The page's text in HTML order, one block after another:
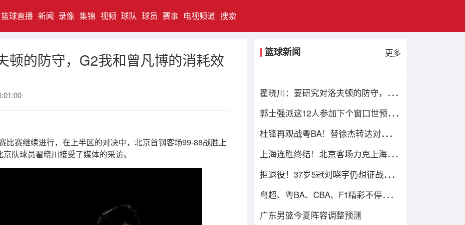
篮球直播 新闻 录像 集锦 视频 球队 球员 赛事 电视频道 搜索
顿的防守，G2我和曾凡博的消耗效
比赛继续进行，在上半区的对决中，北京首钢客场99-88战胜上
队球员翟晓川接受了媒体的采访。
篮球新闻 更多
翟晓川：要研究对洛夫顿的防守，G2
郭士强派这12人参加下个窗口世预
杜锋再观战粤BA！替徐杰转达对惠州
上海连胜终结！北京客场力克上海将
拒退役！37岁5冠刘晓宇仍想征战第21
粤超、粤BA、CBA、F1精彩不停！广
广东男篮今夏阵容调整预测